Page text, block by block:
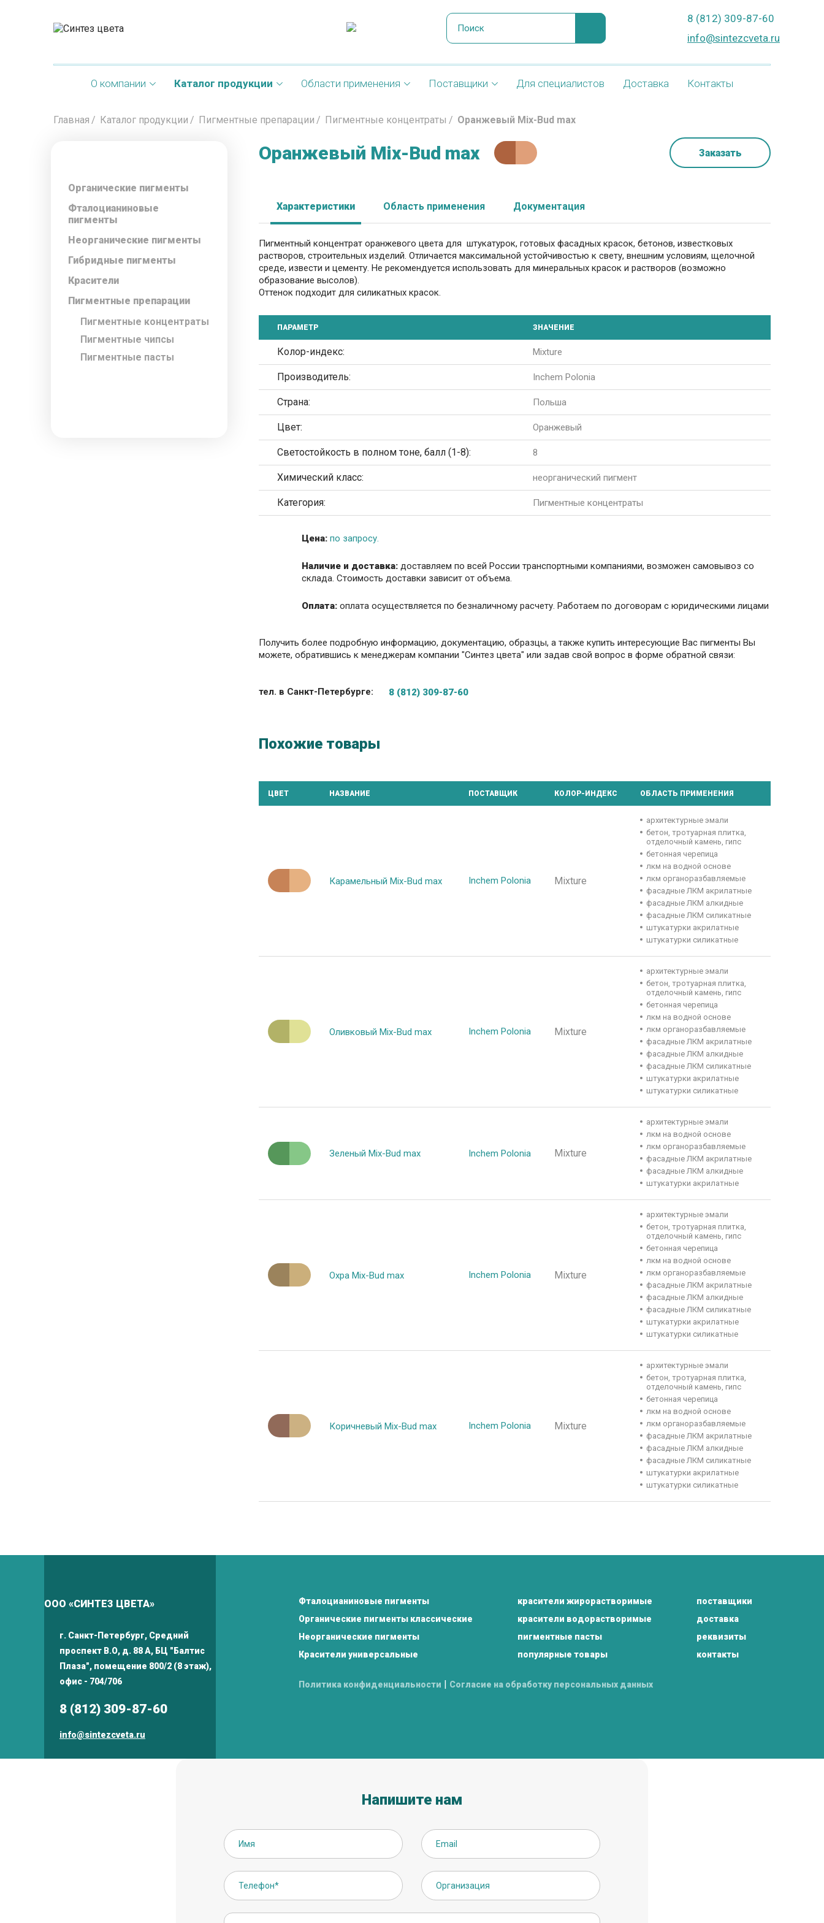
8 (812) 309-87-60
info@sintezcveta.ru
О компании Каталог продукции Области применения Поставщики Для специалистов Доставка Контакты
Главная Каталог продукции Пигментные препарации Пигментные концентраты Оранжевый Mix-Bud max
Органические пигменты
Фталоцианиновые
пигменты
Неорганические пигменты
Гибридные пигменты
Красители
Пигментные препарации
Пигментные концентраты
Пигментные чипсы
Пигментные пасты
Заказать
Оранжевый Mix-Bud max
Характеристики Область применения Документация
Пигментный концентрат оранжевого цвета для штукатурок, готовых фасадных красок, бетонов, известковых
растворов, строительных изделий. Отличается максимальной устойчивостью к свету, внешним условиям, щелочной
среде, извести и цементу. Не рекомендуется использовать для минеральных красок и растворов (возможно
образование высолов).
Оттенок подходит для силикатных красок.
ПАРАМЕТР ЗНАЧЕНИЕ
Колор-индекс: Mixture
Производитель: Inchem Polonia
Страна: Польша
Цвет: Оранжевый
Светостойкость в полном тоне, балл (1-8): 8
Химический класс: неорганический пигмент
Категория: Пигментные концентраты
Цена: по запросу.
Наличие и доставка: доставляем по всей России транспортными компаниями, возможен самовывоз со
склада. Стоимость доставки зависит от объема.
Оплата: оплата осуществляется по безналичному расчету. Работаем по договорам с юридическими лицами
Получить более подробную информацию, документацию, образцы, а также купить интересующие Вас пигменты Вы
можете, обратившись к менеджерам компании "Синтез цвета" или задав свой вопрос в форме обратной связи:
тел. в Санкт-Петербурге: 8 (812) 309-87-60
Похожие товары
ЦВЕТ НАЗВАНИЕ ПОСТАВЩИК КОЛОР-ИНДЕКС ОБЛАСТЬ ПРИМЕНЕНИЯ
Карамельный Mix-Bud max Inchem Polonia Mixture
архитектурные эмали
бетон, тротуарная плитка,
отделочный камень, гипс
бетонная черепица
лкм на водной основе
лкм органоразбавляемые
фасадные ЛКМ акрилатные
фасадные ЛКМ алкидные
фасадные ЛКМ силикатные
штукатурки акрилатные
штукатурки силикатные
Оливковый Mix-Bud max Inchem Polonia Mixture
архитектурные эмали
бетон, тротуарная плитка,
отделочный камень, гипс
бетонная черепица
лкм на водной основе
лкм органоразбавляемые
фасадные ЛКМ акрилатные
фасадные ЛКМ алкидные
фасадные ЛКМ силикатные
штукатурки акрилатные
штукатурки силикатные
Зеленый Mix-Bud max Inchem Polonia Mixture
архитектурные эмали
лкм на водной основе
лкм органоразбавляемые
фасадные ЛКМ акрилатные
фасадные ЛКМ алкидные
штукатурки акрилатные
Охра Mix-Bud max Inchem Polonia Mixture
архитектурные эмали
бетон, тротуарная плитка,
отделочный камень, гипс
бетонная черепица
лкм на водной основе
лкм органоразбавляемые
фасадные ЛКМ акрилатные
фасадные ЛКМ алкидные
фасадные ЛКМ силикатные
штукатурки акрилатные
штукатурки силикатные
Коричневый Mix-Bud max Inchem Polonia Mixture
архитектурные эмали
бетон, тротуарная плитка,
отделочный камень, гипс
бетонная черепица
лкм на водной основе
лкм органоразбавляемые
фасадные ЛКМ акрилатные
фасадные ЛКМ алкидные
фасадные ЛКМ силикатные
штукатурки акрилатные
штукатурки силикатные
ООО «СИНТЕЗ ЦВЕТА»
г. Санкт-Петербург, Средний
проспект В.О, д. 88 А, БЦ "Балтис
Плаза", помещение 800/2 (8 этаж),
офис - 704/706
8 (812) 309-87-60
info@sintezcveta.ru
Фталоцианиновые пигменты
Органические пигменты классические
Неорганические пигменты
Красители универсальные
красители жирорастворимые
красители водорастворимые
пигментные пасты
популярные товары
поставщики
доставка
реквизиты
контакты
Политика конфиденциальности | Согласие на обработку персональных данных
Напишите нам